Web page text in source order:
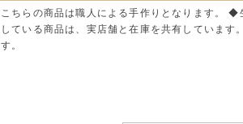
こちらの商品は職人による手作りとなります。
している商品は、実店舗と在庫を共有していま
す。